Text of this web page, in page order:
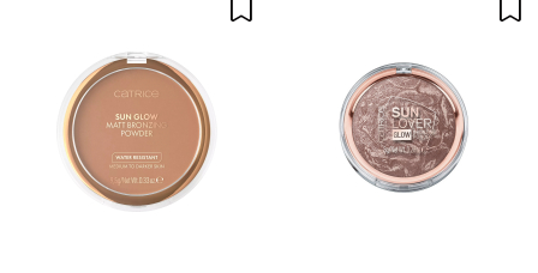
Non ho un account qui
VOGLIO REGISTRARMI